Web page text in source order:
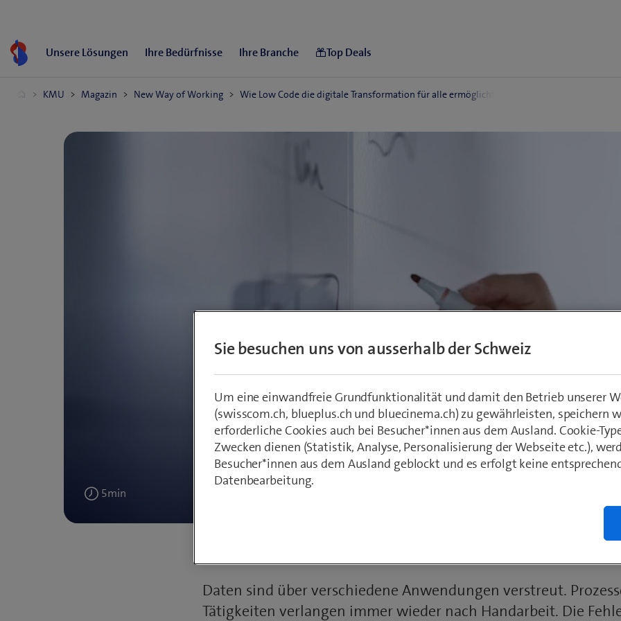
5min
Wie Low Code die
Transformation für alle
Daten sind über verschiedene Anwendungen verstreut.
Tätigkeiten verlangen immer wieder nach Handarbeit. Die
Sie besuchen uns von ausserhalb der Schweiz
Um eine einwandfreie Grundfunktionalität und damit den Betrieb unserer
(swisscom.ch, blueplus.ch und bluecinema.ch) zu gewährleisten, speichern
erforderliche Cookies auch bei Besucher*innen aus dem Ausland. Cookie-
Zwecken dienen (Statistik, Analyse, Personalisierung der Webseite etc.),
Besucher*innen aus dem Ausland geblockt und es erfolgt keine
Datenbearbeitung.